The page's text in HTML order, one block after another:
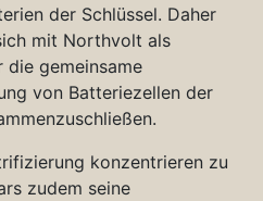
der Schlüssel. Daher
mit Northvolt als
gemeinsame
von Batteriezellen der
konzentrieren zu
zudem seine